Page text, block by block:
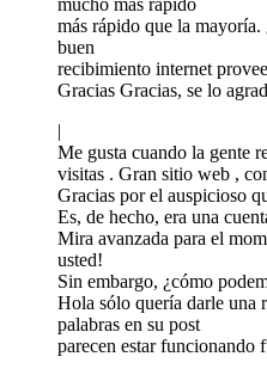
mucho más rápido
más rápido que la mayoría.
buen
recibimiento internet
Gracias Gracias, se lo
|
Me gusta cuando la gente
visitas . Gran sitio web ,
Gracias por el auspicioso
Es, de hecho, era una
Mira avanzada para el
usted!
Sin embargo, ¿cómo
Hola sólo quería darle una
palabras en su post
parecen estar funcionando